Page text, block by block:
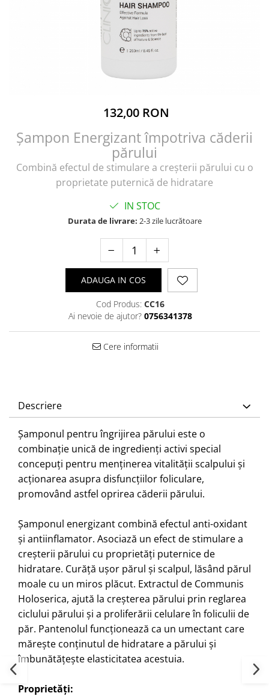
132,00 RON
Șampon Energizant împotriva căderii
părului
Combină efectul de stimulare a creşterii părului cu o
proprietate puternică de hidratare
IN STOC
Durata de livrare: 2-3 zile lucrătoare
ADAUGA IN COS
Cod Produs: CC16
Ai nevoie de ajutor? 0756341378
Cere informatii
Descriere
Șamponul pentru îngrijirea părului este o
combinație unică de ingredienți activi special
concepuți pentru menținerea vitalității scalpului și
acționarea asupra disfuncțiilor foliculare,
promovând astfel oprirea căderii părului.
Șamponul energizant combină efectul anti-oxidant
și antiinflamator. Asociază un efect de stimulare a
creșterii părului cu proprietăți puternice de
hidratare. Curăță ușor părul și scalpul, lăsând părul
moale cu un miros plăcut. Extractul de Communis
Holoserica, ajută la creșterea părului prin reglarea
ciclului părului și a proliferării celulare în foliculii de
păr. Pantenolul funcționează ca un umectant care
mărește conținutul de hidratare a părului și
îmbunătățește elasticitatea acestuia.
Proprietăți: